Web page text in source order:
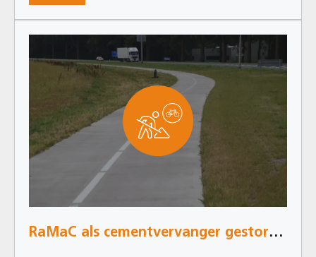
RaMaC als cementvervanger gestort in Dronten